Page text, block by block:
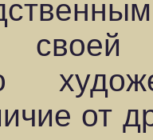
своей
от